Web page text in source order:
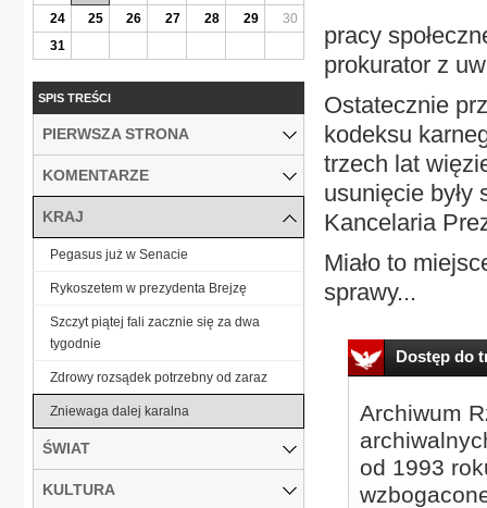
pracy
prokurator z
Ostatecznie
kodeksu
trzech lat
usunięcie
Kancelaria
Miało to
sprawy...
Dostęp do
Archiwum
od 1993
24
25 26 27 28 29
30
31
SPIS TREŚCI
PIERWSZA STRONA
KOMENTARZE
KRAJ
Pegasus już w Senacie
Rykoszetem w prezydenta Brejzę
Szczyt piątej fali zacznie się za dwa
tygodnie
Zdrowy rozsądek potrzebny od zaraz
Zniewaga dalej karalna
ŚWIAT
KULTURA